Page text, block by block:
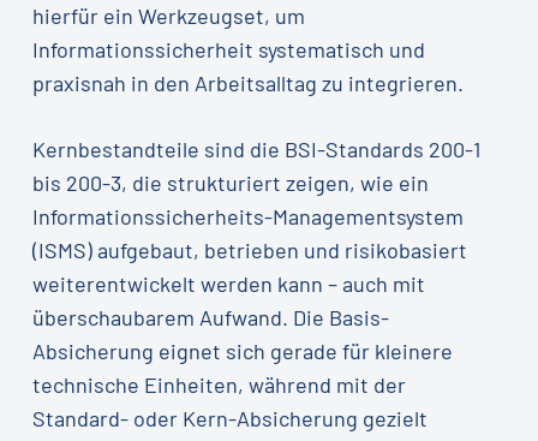
hierfür ein Werkzeugset, um
Informationssicherheit systematisch und
praxisnah in den Arbeitsalltag zu integrieren.
Kernbestandteile sind die BSI-Standards 200-1
bis 200-3, die strukturiert zeigen, wie ein
Informationssicherheits-Managementsystem
(ISMS) aufgebaut, betrieben und risikobasiert
weiterentwickelt werden kann – auch mit
überschaubarem Aufwand. Die Basis-
Absicherung eignet sich gerade für kleinere
technische Einheiten, während mit der
Standard- oder Kern-Absicherung gezielt